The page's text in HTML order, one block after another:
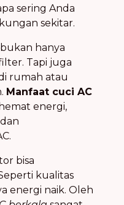
sering Anda
sekitar.
hanya
Tapi juga
rumah atau
Manfaat cuci AC
energi,
bisa
kualitas
energi naik. Oleh